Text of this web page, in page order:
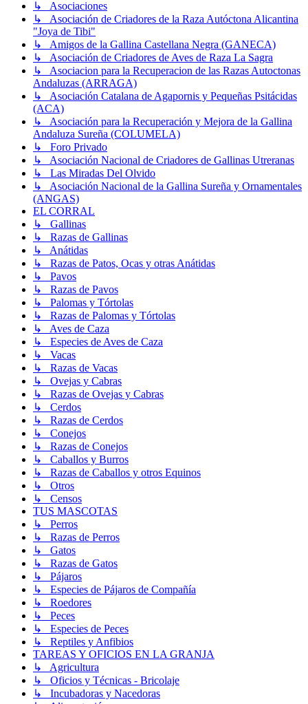
↳ Asociaciones
↳ Asociación de Criadores de la Raza Autóctona Alicantina
"Joya de Tibi"
↳ Amigos de la Gallina Castellana Negra (GANECA)
↳ Asociación de Criadores de Aves de Raza La Sagra
↳ Asociacion para la Recuperacion de las Razas Autoctonas
Andaluzas (ARRAGA)
↳ Asociación Catalana de Agapornis y Pequeñas Psitácidas
(ACA)
↳ Asociación para la Recuperación y Mejora de la Gallina
Andaluza Sureña (COLUMELA)
↳ Foro Privado
↳ Asociación Nacional de Criadores de Gallinas Utreranas
↳ Las Miradas Del Olvido
↳ Asociación Nacional de la Gallina Sureña y Ornamentales
(ANGAS)
EL CORRAL
↳ Gallinas
↳ Razas de Gallinas
↳ Anátidas
↳ Razas de Patos, Ocas y otras Anátidas
↳ Pavos
↳ Razas de Pavos
↳ Palomas y Tórtolas
↳ Razas de Palomas y Tórtolas
↳ Aves de Caza
↳ Especies de Aves de Caza
↳ Vacas
↳ Razas de Vacas
↳ Ovejas y Cabras
↳ Razas de Ovejas y Cabras
↳ Cerdos
↳ Razas de Cerdos
↳ Conejos
↳ Razas de Conejos
↳ Caballos y Burros
↳ Razas de Caballos y otros Equinos
↳ Otros
↳ Censos
TUS MASCOTAS
↳ Perros
↳ Razas de Perros
↳ Gatos
↳ Razas de Gatos
↳ Pájaros
↳ Especies de Pájaros de Compañía
↳ Roedores
↳ Peces
↳ Especies de Peces
↳ Reptiles y Anfibios
TAREAS Y OFICIOS EN LA GRANJA
↳ Agricultura
↳ Oficios y Técnicas - Bricolaje
↳ Incubadoras y Nacedoras